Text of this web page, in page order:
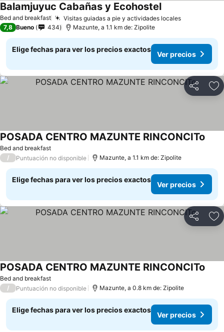
Bed and breakfast Visitas guiadas a pie y actividades locales
Balamjuyuc Cabañas y Ecohostel
7,8 Bueno 434 Mazunte, a 1.1 km de: Zipolite
Elige fechas para ver los precios exactos
Ver precios
Compartir
Bed and breakfast
POSADA CENTRO MAZUNTE RINCONCITo
/ Puntuación no disponible Mazunte, a 1.1 km de: Zipolite
Elige fechas para ver los precios exactos
Ver precios
Compartir
Bed and breakfast
POSADA CENTRO MAZUNTE RINCONCITo
/ Puntuación no disponible Mazunte, a 0.8 km de: Zipolite
Elige fechas para ver los precios exactos
Ver precios